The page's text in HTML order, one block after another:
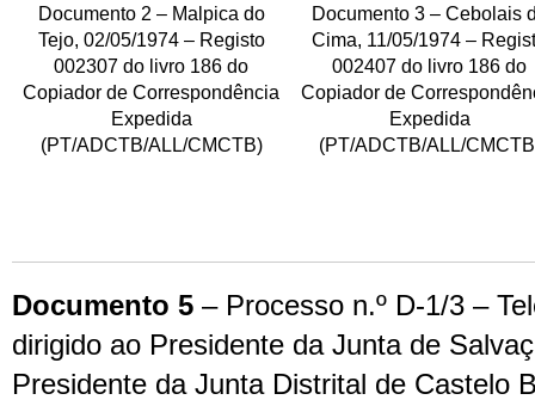
Documento 2 – Malpica do
Tejo, 02/05/1974 – Registo
002307 do livro 186 do
Copiador de Correspondência
Expedida
(PT/ADCTB/ALL/CMCTB)
Documento 3 – Cebolais
Cima, 11/05/1974 –
002407 do livro 186 do
Copiador de
Expedida
(PT/ADCTB/ALL/
Documento 5 – Processo n.º D-1/3 –
dirigido ao Presidente da Junta de
Presidente da Junta Distrital de Castelo